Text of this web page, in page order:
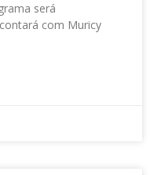
será
com Muricy